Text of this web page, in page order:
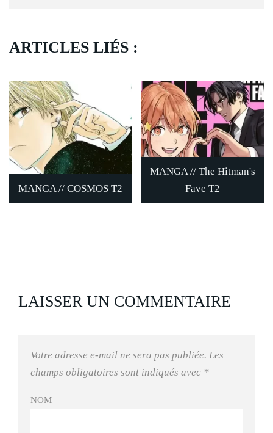
ARTICLES LIÉS :
MANGA // COSMOS T2
MANGA // The Hitman's
Fave T2
LAISSER UN COMMENTAIRE
Votre adresse e-mail ne sera pas publiée. Les
champs obligatoires sont indiqués avec *
NOM